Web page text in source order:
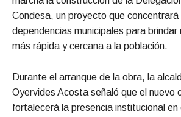
Condesa, un proyecto que concentrará
dependencias municipales para brindar
más rápida y cercana a la población.
Durante el arranque de la obra, la
Oyervides Acosta señaló que el nuevo
fortalecerá la presencia institucional